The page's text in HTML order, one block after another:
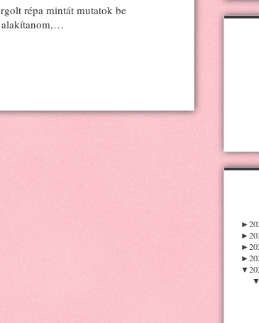
répa mintát mutatok be
alakítanom,…
►
►
►
►
▼
▼